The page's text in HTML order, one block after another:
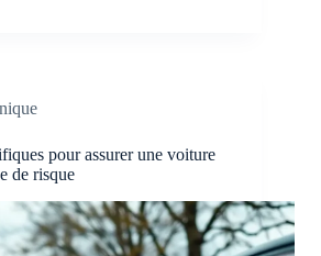
pour assurer une voiture
de risque